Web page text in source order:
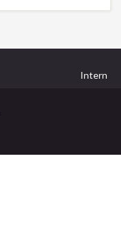
Intern